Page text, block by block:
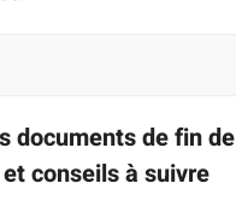
documents de fin
conseils à suivre